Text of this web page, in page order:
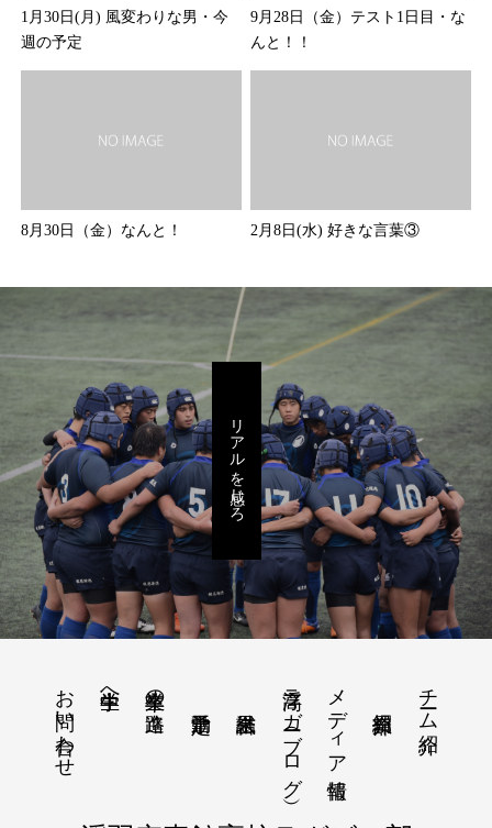
1月30日(月) 風変わりな男・今
週の予定
9月28日（金）テスト1日目・な
んと！！
8月30日（金）なんと！ 2月8日(水) 好きな言葉③
リアルを感じろ
チーム紹介
メディア情報
浮高ラガー（ブログ）
卒業生の進路
中学生へ
お問い合わせ